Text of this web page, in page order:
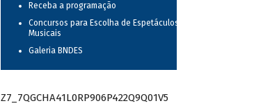
Receba a programação
Concursos para Escolha de Espetáculos
Musicais
Galeria BNDES
Z7_7QGCHA41L0RP906P422Q9Q01V5